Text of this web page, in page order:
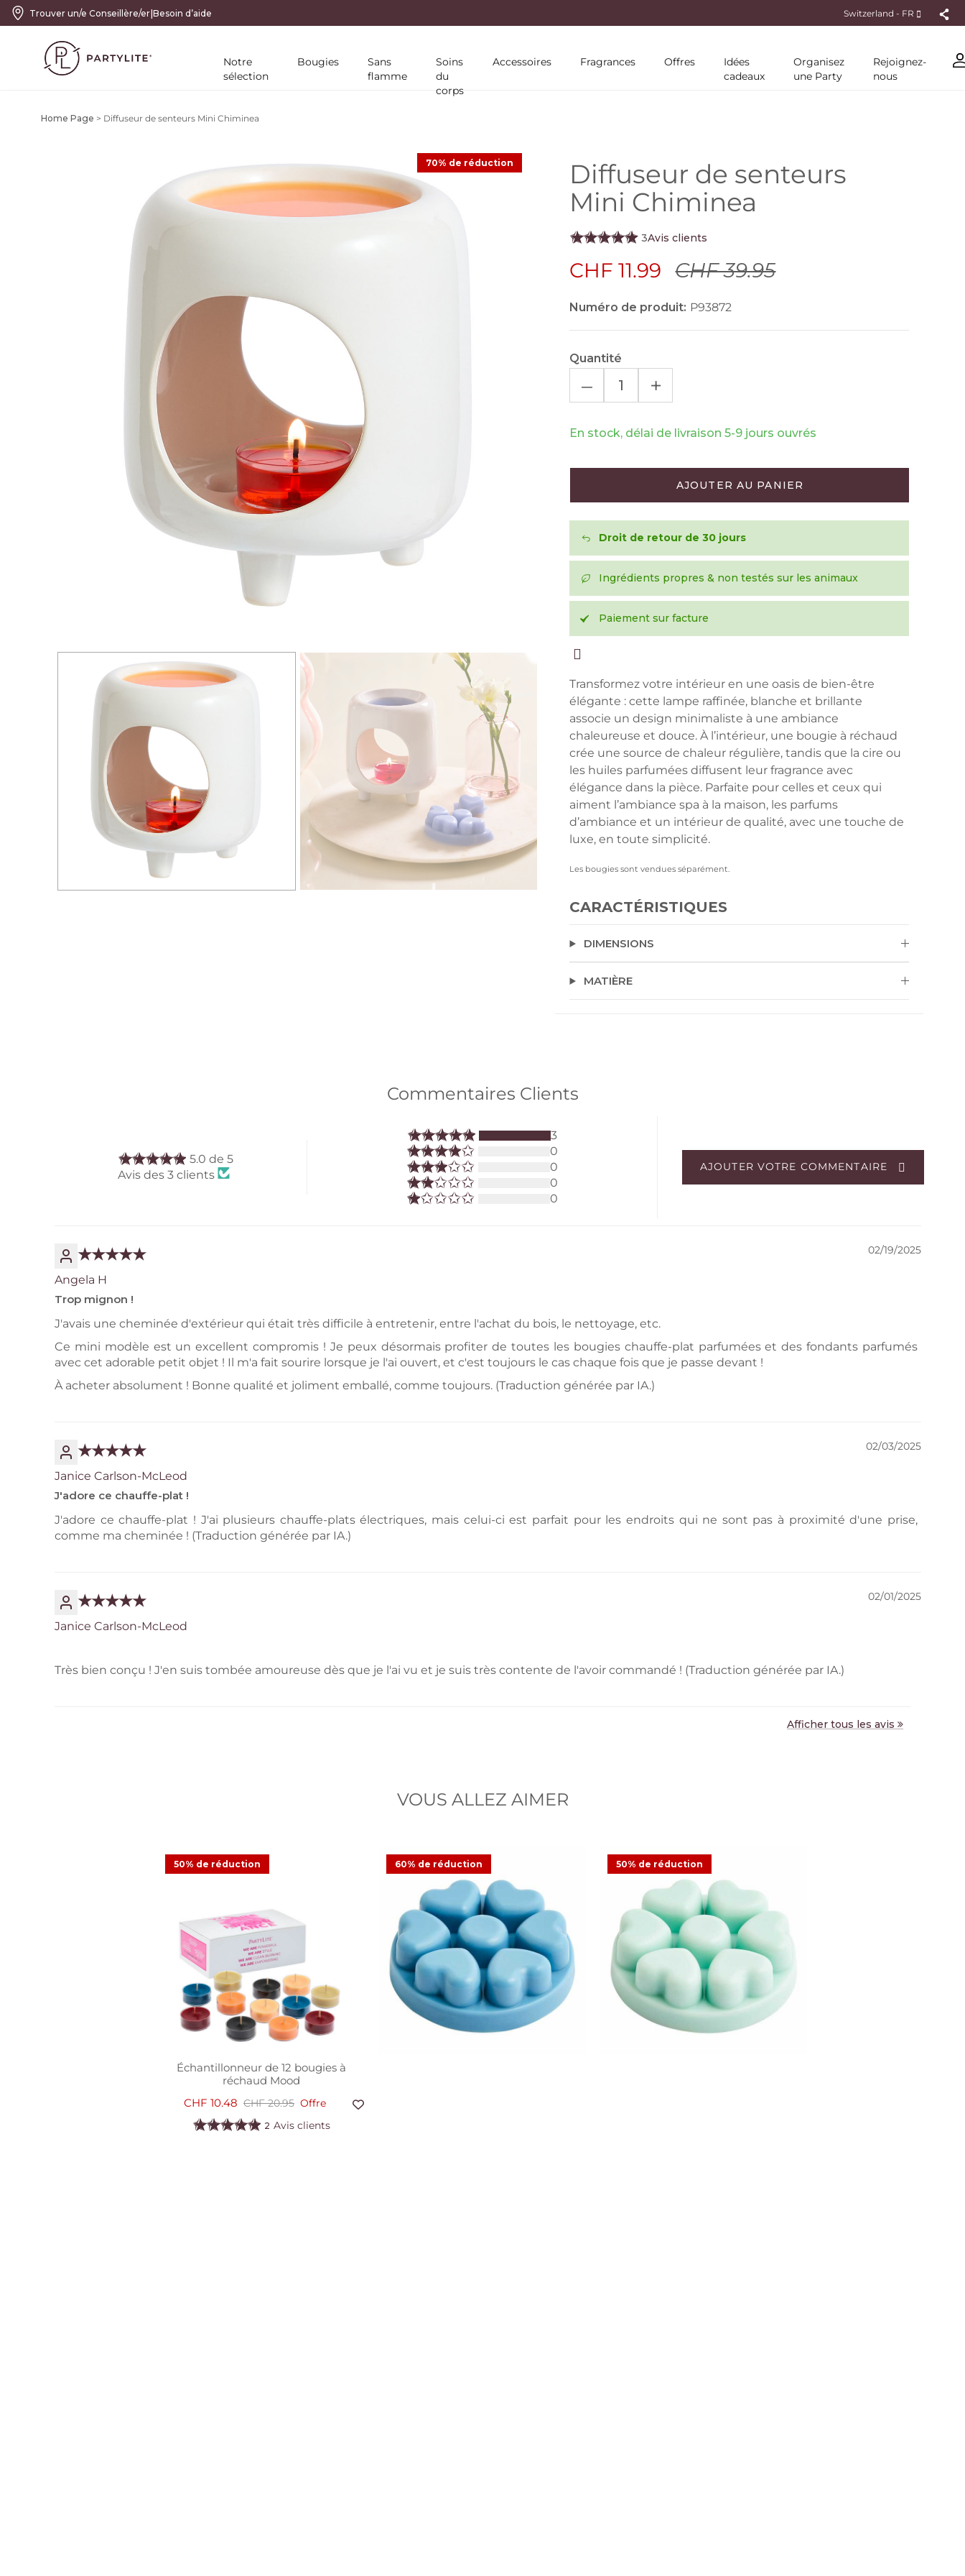
Trouver un/e Conseillère/er|Besoin d’aide Switzerland - FR
Notre
sélection
Bougies
Sans
flamme
Soins
du
corps
Accessoires Fragrances Offres
Idées
cadeaux
Organisez
une Party
Rejoignez-
nous
Home Page > Diffuseur de senteurs Mini Chiminea
70% de réduction
Diffuseur de senteurs
Mini Chiminea
3Avis clients
CHF 11.99 CHF 39.95
Numéro de produit: P93872
Quantité
– +
En stock, délai de livraison 5-9 jours ouvrés
AJOUTER AU PANIER
Droit de retour de 30 jours
Ingrédients propres & non testés sur les animaux
Paiement sur facture
Transformez votre intérieur en une oasis de bien-être
élégante : cette lampe raffinée, blanche et brillante
associe un design minimaliste à une ambiance
chaleureuse et douce. À l’intérieur, une bougie à réchaud
crée une source de chaleur régulière, tandis que la cire ou
les huiles parfumées diffusent leur fragrance avec
élégance dans la pièce. Parfaite pour celles et ceux qui
aiment l’ambiance spa à la maison, les parfums
d’ambiance et un intérieur de qualité, avec une touche de
luxe, en toute simplicité.
Les bougies sont vendues séparément.
CARACTÉRISTIQUES
DIMENSIONS
MATIÈRE
Commentaires Clients
5.0 de 5
Avis des 3 clients
3
0
0
0
0
AJOUTER VOTRE COMMENTAIRE
02/19/2025
Angela H
Trop mignon !
J'avais une cheminée d'extérieur qui était très difficile à entretenir, entre l'achat du bois, le nettoyage, etc.
Ce mini modèle est un excellent compromis ! Je peux désormais profiter de toutes les bougies chauffe-plat parfumées et des fondants parfumés
avec cet adorable petit objet ! Il m'a fait sourire lorsque je l'ai ouvert, et c'est toujours le cas chaque fois que je passe devant !
À acheter absolument ! Bonne qualité et joliment emballé, comme toujours. (Traduction générée par IA.)
02/03/2025
Janice Carlson-McLeod
J'adore ce chauffe-plat !
J'adore ce chauffe-plat ! J'ai plusieurs chauffe-plats électriques, mais celui-ci est parfait pour les endroits qui ne sont pas à proximité d'une prise,
comme ma cheminée ! (Traduction générée par IA.)
02/01/2025
Janice Carlson-McLeod
Très bien conçu ! J'en suis tombée amoureuse dès que je l'ai vu et je suis très contente de l'avoir commandé ! (Traduction générée par IA.)
Afficher tous les avis
VOUS ALLEZ AIMER
50% de réduction
Échantillonneur de 12 bougies à
réchaud Mood
CHF 10.48 CHF 20.95 Offre
2 Avis clients
60% de réduction 50% de réduction